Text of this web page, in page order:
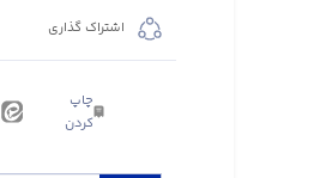
اشتراک گذاری
چاپ
کردن